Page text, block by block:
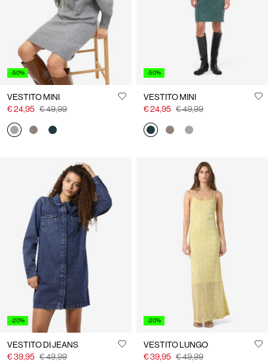
-50%
VESTITO MINI
€ 24,95 € 49,99
-50%
VESTITO MINI
€ 24,95 € 49,99
-20%
VESTITO DI JEANS
€ 39,95 € 49,99
-20%
VESTITO LUNGO
€ 39,95 € 49,99